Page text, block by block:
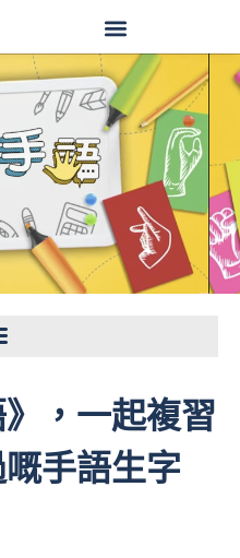
，一起複習
手語生字